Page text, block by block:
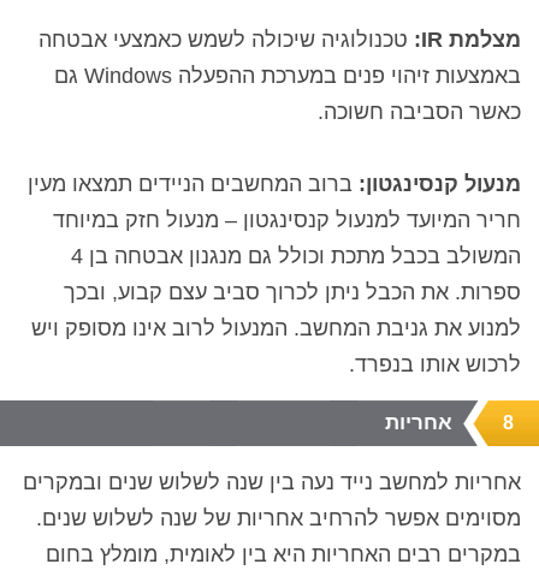
מצלמת IR:
טכנולוגיה שיכולה לשמש כאמצעי אבטחה
באמצעות זיהוי פנים במערכת ההפעלה Windows גם
כאשר הסביבה חשוכה.
מנעול קנסינגטון: ברוב המחשבים הניידים תמצאו מעין
חריר המיועד למנעול קנסינגטון – מנעול חזק במיוחד
המשולב בכבל מתכת וכולל גם מנגנון אבטחה בן 4
ספרות. את הכבל ניתן לכרוך סביב עצם קבוע, ובכך
למנוע את גניבת המחשב. המנעול לרוב אינו מסופק ויש
לרכוש אותו בנפרד.
8 אחריות
אחריות למחשב נייד נעה בין שנה לשלוש שנים ובמקרים
מסוימים אפשר להרחיב אחריות של שנה לשלוש שנים.
במקרים רבים האחריות היא בין לאומית, מומלץ בחום